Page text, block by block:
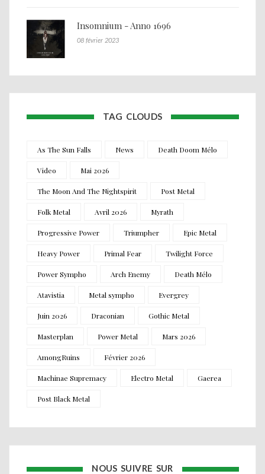
Insomnium - Anno 1696
08 février 2023
TAG CLOUDS
As The Sun Falls News Death Doom Mélo
Video Mai 2026
The Moon And The Nightspirit Post Metal
Folk Metal Avril 2026 Myrath
Progressive Power Triumpher Epic Metal
Heavy Power Primal Fear Twilight Force
Power Sympho Arch Enemy Death Mélo
Atavistia Metal sympho Evergrey
Juin 2026 Draconian Gothic Metal
Masterplan Power Metal Mars 2026
AmongRuins Février 2026
Machinae Supremacy Electro Metal Gaerea
Post Black Metal
NOUS SUIVRE SUR